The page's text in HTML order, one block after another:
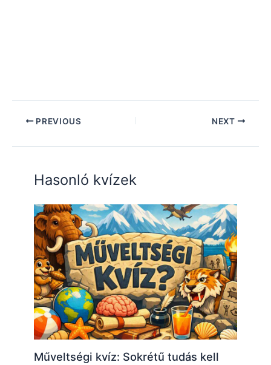
PREVIOUS NEXT
Hasonló kvízek
Műveltségi kvíz: Sokrétű tudás kell